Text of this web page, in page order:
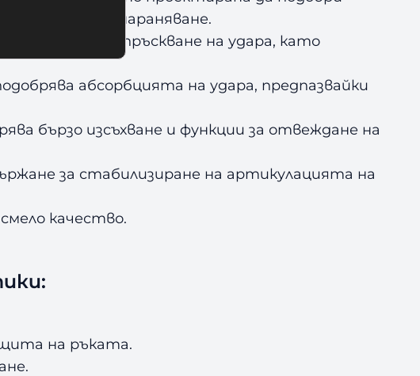
риска от нараняване.
за разпръскване на удара, като
абсорбцията на удара, предпазвайки
бързо изсъхване и функции за отвеждане на
за стабилизиране на артикулацията на
качество.
на ръката.